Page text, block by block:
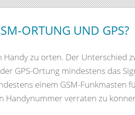
ORTUNG UND GPS?
zu orten. Der Unterschied
GPS-Ortung mindestens das
einem GSM-Funkmasten
verraten zu